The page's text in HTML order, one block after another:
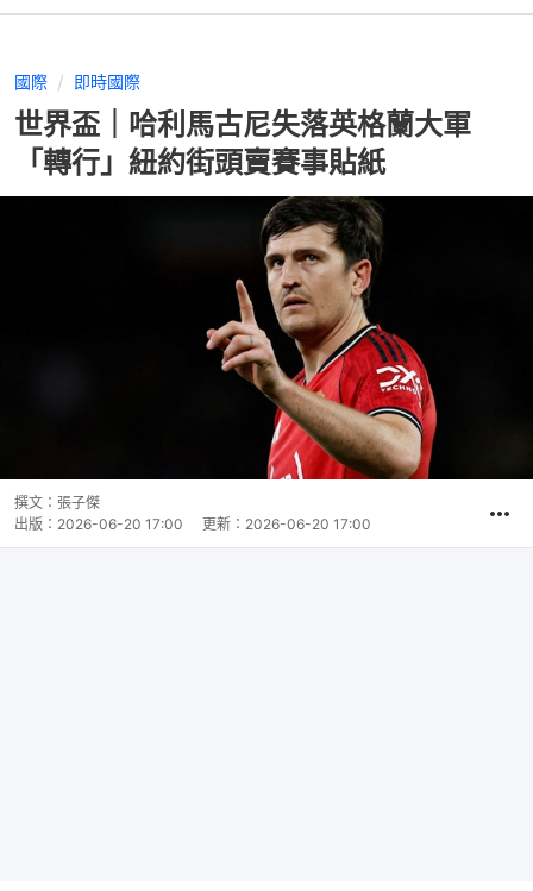
國際 即時國際
世界盃｜哈利馬古尼失落英格蘭大軍
「轉行」紐約街頭賣賽事貼紙
撰文： 張子傑
出版： 2026-06-20 17:00 更新： 2026-06-20 17:00